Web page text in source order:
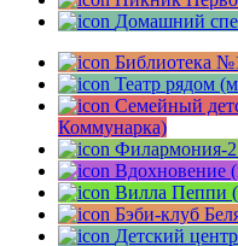
Домашний
Библиотека
Театр рядом
Семейный
Коммунарка)
Филармония-
Вдохновение
Вилла Пеппи
Бэби-клуб
Детский